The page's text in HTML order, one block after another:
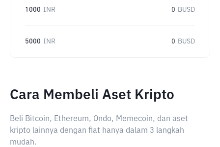
1000 INR 0 BUSD
5000 INR 0 BUSD
Cara Membeli Aset Kripto
Beli Bitcoin, Ethereum, Ondo, Memecoin, dan aset
kripto lainnya dengan fiat hanya dalam 3 langkah
mudah.